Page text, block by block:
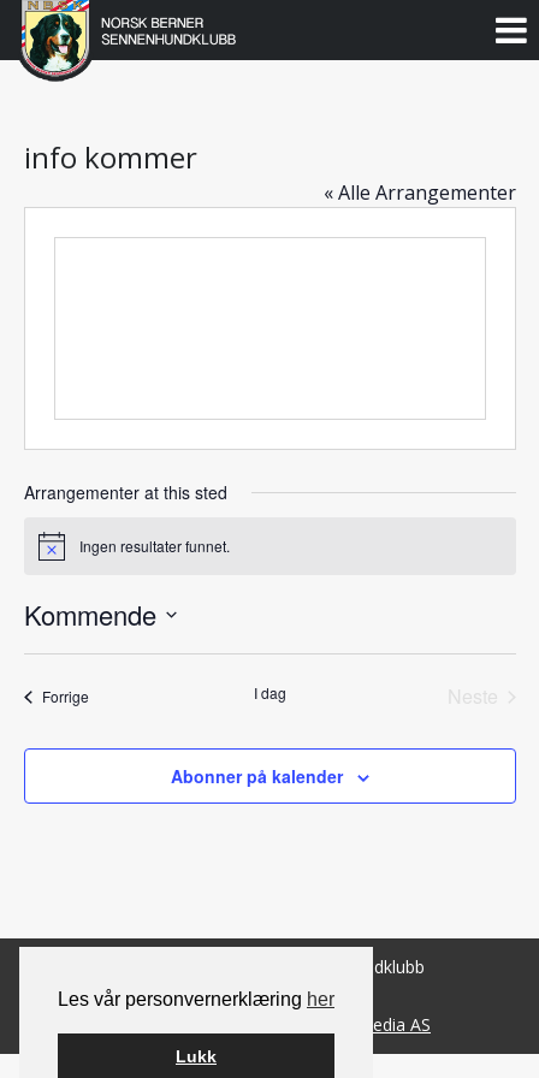
Les vår personvernerklæring her
Lukk
Gå
Norsk
Berner
Sennenhundklubb
info kommer
« Alle Arrangementer
Arrangementer at this sted
Notice Ingen resultater funnet.
Kommende
ForrigeArrangementer I dag
Neste
Abonner på kalender
© 2026 Norsk Berner Sennenhundklubb
Smart Media AS